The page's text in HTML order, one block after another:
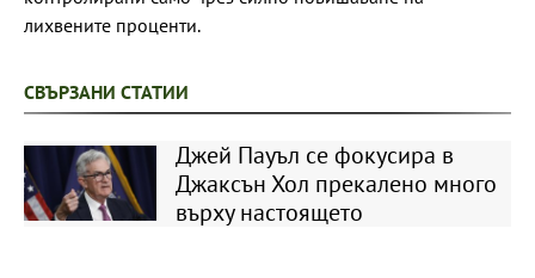
лихвените проценти.
СВЪРЗАНИ СТАТИИ
Джей Пауъл се фокусира в
Джаксън Хол прекалено много
върху настоящето